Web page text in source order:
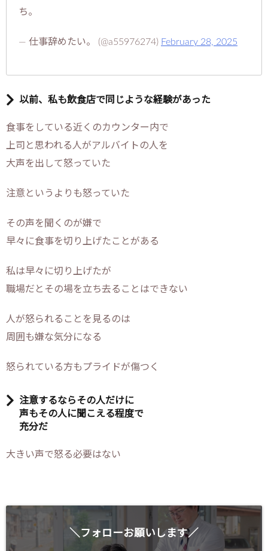
ち。
— 仕事辞めたい。 (@a55976274) February 28, 2025
以前、私も飲食店で同じような経験があった
食事をしている近くのカウンター内で
上司と思われる人がアルバイトの人を
大声を出して怒っていた
注意というよりも怒っていた
その声を聞くのが嫌で
早々に食事を切り上げたことがある
私は早々に切り上げたが
職場だとその場を立ち去ることはできない
人が怒られることを見るのは
周囲も嫌な気分になる
怒られている方もプライドが傷つく
注意するならその人だけに
声もその人に聞こえる程度で
充分だ
大きい声で怒る必要はない
＼フォローお願いします／